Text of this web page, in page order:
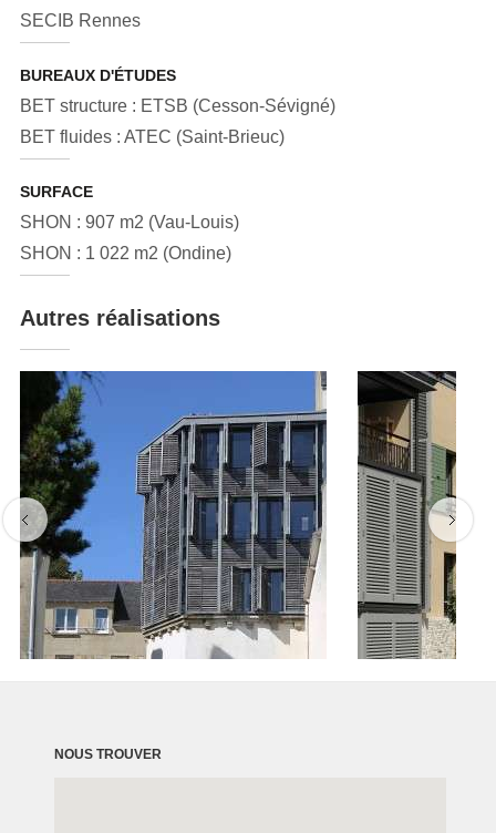
SECIB Rennes
BUREAUX D'ÉTUDES
BET structure : ETSB (Cesson-Sévigné)
BET fluides : ATEC (Saint-Brieuc)
SURFACE
SHON : 907 m2 (Vau-Louis)
SHON : 1 022 m2 (Ondine)
Autres réalisations
NOUS TROUVER